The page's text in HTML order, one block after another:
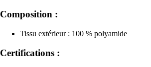
Composition :
Tissu extérieur : 100 % polyamide
Certifications :